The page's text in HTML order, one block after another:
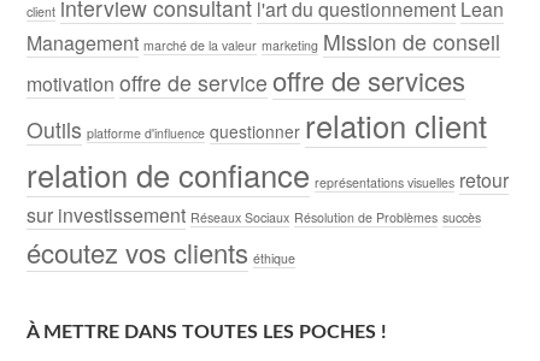
client interview consultant l'art du questionnement Lean
Management marché de la valeur marketing Mission de conseil
motivation offre de service offre de services
Outils platforme d'influence questionner relation client
relation de confiance représentations visuelles retour
sur investissement Réseaux Sociaux Résolution de Problèmes succès
écoutez vos clients éthique
À METTRE DANS TOUTES LES POCHES !